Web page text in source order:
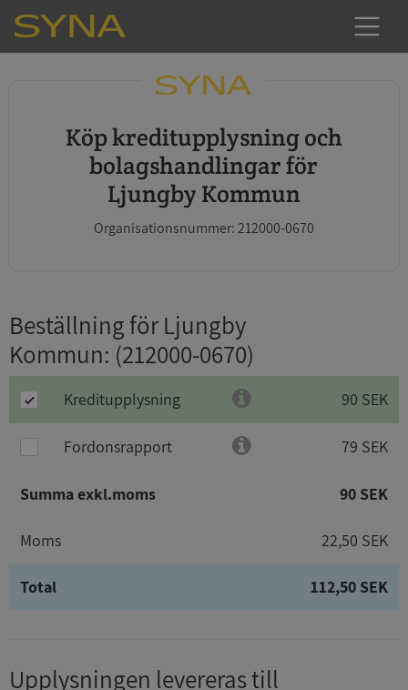
Köp kreditupplysning och
bolagshandlingar för
Ljungby Kommun
Organisationsnummer: 212000-0670
Beställning för Ljungby
Kommun: (212000-0670)
Kreditupplysning 90 SEK
Fordonsrapport 79 SEK
Summa exkl.moms 90 SEK
Moms 22,50 SEK
Total 112,50 SEK
Upplysningen levereras till